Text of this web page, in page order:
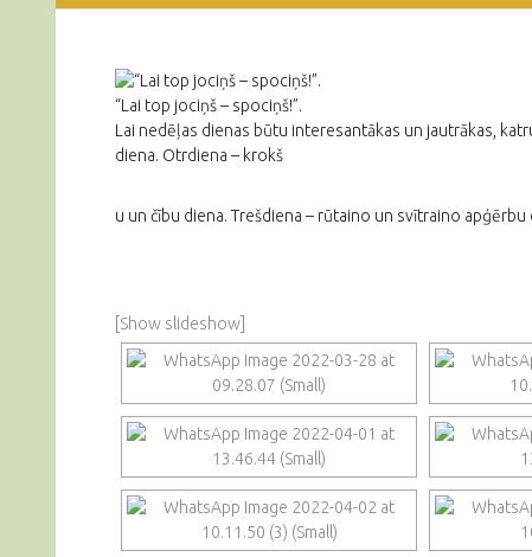
“Lai top jociņš – spociņš!”.
Lai nedēļas dienas būtu interesantākas un jautrākas,
diena. Otrdiena – krokš
u un čību diena. Trešdiena – rūtaino un svītraino
[Show slideshow]